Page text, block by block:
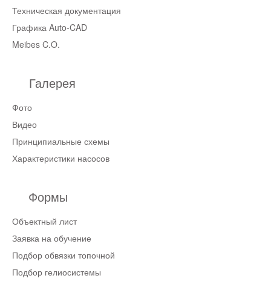
Техническая документация
Графика Auto-CAD
Meibes C.O.
Галерея
Фото
Видео
Принципиальные схемы
Характеристики насосов
Формы
Объектный лист
Заявка на обучение
Подбор обвязки топочной
Подбор гелиосистемы